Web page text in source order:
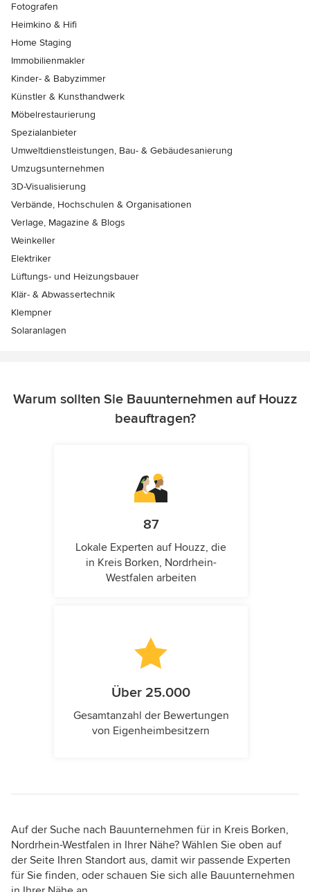
Fotografen
Heimkino & Hifi
Home Staging
Immobilienmakler
Kinder- & Babyzimmer
Künstler & Kunsthandwerk
Möbelrestaurierung
Spezialanbieter
Umweltdienstleistungen, Bau- & Gebäudesanierung
Umzugsunternehmen
3D-Visualisierung
Verbände, Hochschulen & Organisationen
Verlage, Magazine & Blogs
Weinkeller
Elektriker
Lüftungs- und Heizungsbauer
Klär- & Abwassertechnik
Klempner
Solaranlagen
Warum sollten Sie Bauunternehmen auf Houzz
beauftragen?
87
Lokale Experten auf Houzz, die
in Kreis Borken, Nordrhein-
Westfalen arbeiten
Über 25.000
Gesamtanzahl der Bewertungen
von Eigenheimbesitzern
Auf der Suche nach Bauunternehmen für in Kreis Borken,
Nordrhein-Westfalen in Ihrer Nähe? Wählen Sie oben auf
der Seite Ihren Standort aus, damit wir passende Experten
für Sie finden, oder schauen Sie sich alle Bauunternehmen